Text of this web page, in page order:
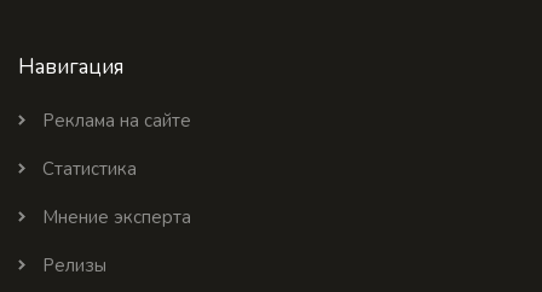
Навигация
Реклама на сайте
Статистика
Мнение эксперта
Релизы